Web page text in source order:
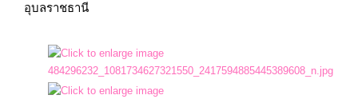
อุบลราชธานี